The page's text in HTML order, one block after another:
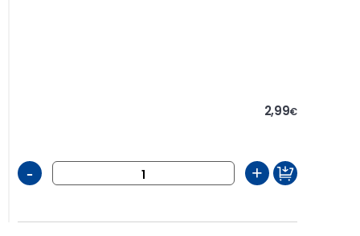
2,99€
- +